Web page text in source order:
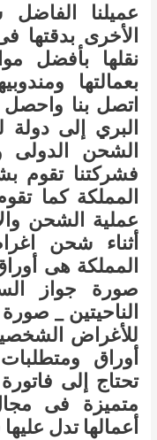
عميلنا
الأخرى بدقتها
نقلها بأفضل
بعمالتها
اتصل بنا
البري إلى دولة
الشحن الدولى
فشركتنا تقوم
المملكة كما
عملية الشحن
أثناء شحن
المملكة هى
صورة جواز
الناحيتين _
للأغراض
أوراق
تحتاج إلى
متميزة فى
أعمالها تدل